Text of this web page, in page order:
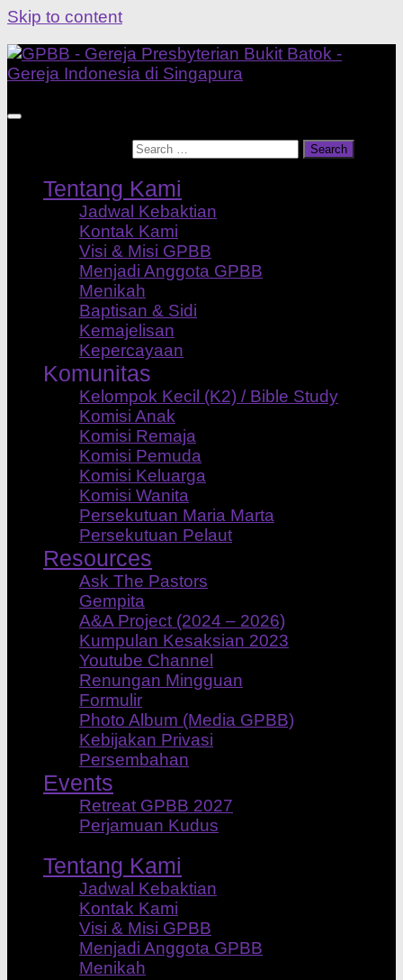
Skip to content
Tentang Kami
Jadwal Kebaktian
Kontak Kami
Visi & Misi GPBB
Menjadi Anggota GPBB
Menikah
Baptisan & Sidi
Kemajelisan
Kepercayaan
Komunitas
Kelompok Kecil (K2) / Bible Study
Komisi Anak
Komisi Remaja
Komisi Pemuda
Komisi Keluarga
Komisi Wanita
Persekutuan Maria Marta
Persekutuan Pelaut
Resources
Ask The Pastors
Gempita
A&A Project (2024 – 2026)
Kumpulan Kesaksian 2023
Youtube Channel
Renungan Mingguan
Formulir
Photo Album (Media GPBB)
Kebijakan Privasi
Persembahan
Events
Retreat GPBB 2027
Perjamuan Kudus
Tentang Kami
Jadwal Kebaktian
Kontak Kami
Visi & Misi GPBB
Menjadi Anggota GPBB
Menikah